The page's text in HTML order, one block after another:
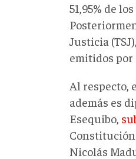
51,95% de
Justicia
emitidos por
Al respecto,
además es
Esequibo,
Nicolás